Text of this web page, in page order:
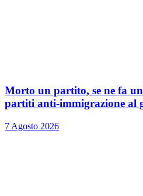
Morto un partito, se ne fa
partiti anti-immigrazione al
7 Agosto 2026